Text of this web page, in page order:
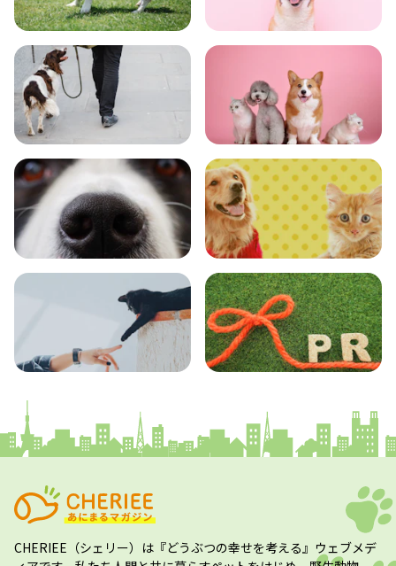
トレーニング グッズ
おでかけ 図鑑
エンタメ クイズ
CHERIEE（シェリー） は『どうぶつの幸せを考える』ウェブメデ